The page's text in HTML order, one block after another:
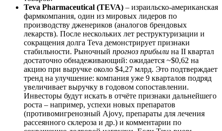
Teva Pharmaceutical (TEVA) – израильско-американская
фармкомпания, один из мировых лидеров по
производству дженериков (аналогов брендовых
лекарств). После нескольких лет реструктуризации и
сокращения долга Teva демонстрирует признаки
стабильности. Рыночный прогноз прибыли на II квартал
достаточно обнадеживающий: ожидается ~$0,62 на
акцию при выручке около $4,27 млрд. Это подтверждает
тренд на улучшение: компания уже 9 кварталов подряд
увеличивает выручку в годовом сопоставлении.
Инвесторы будут искать в отчёте признаки дальнейшего
роста – например, успехи новых препаратов
(противомигренозный Ajovy, препараты для лечения
рассеянного склероза и др.) и комментарии по